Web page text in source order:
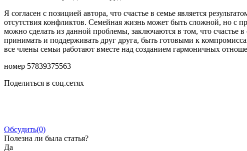
Я согласен с позицией автора, что счастье в семье является
отсутствия конфликтов. Семейная жизнь может быть сложной, но с
можно сделать из данной проблемы, заключаются в том, что счастье
принимать и поддерживать друг друга, быть готовыми к
все члены семьи работают вместе над созданием гармоничных
номер 57839375563
Поделиться в соц.сетях
Обсудить(0)
Полезна ли была статья?
Да